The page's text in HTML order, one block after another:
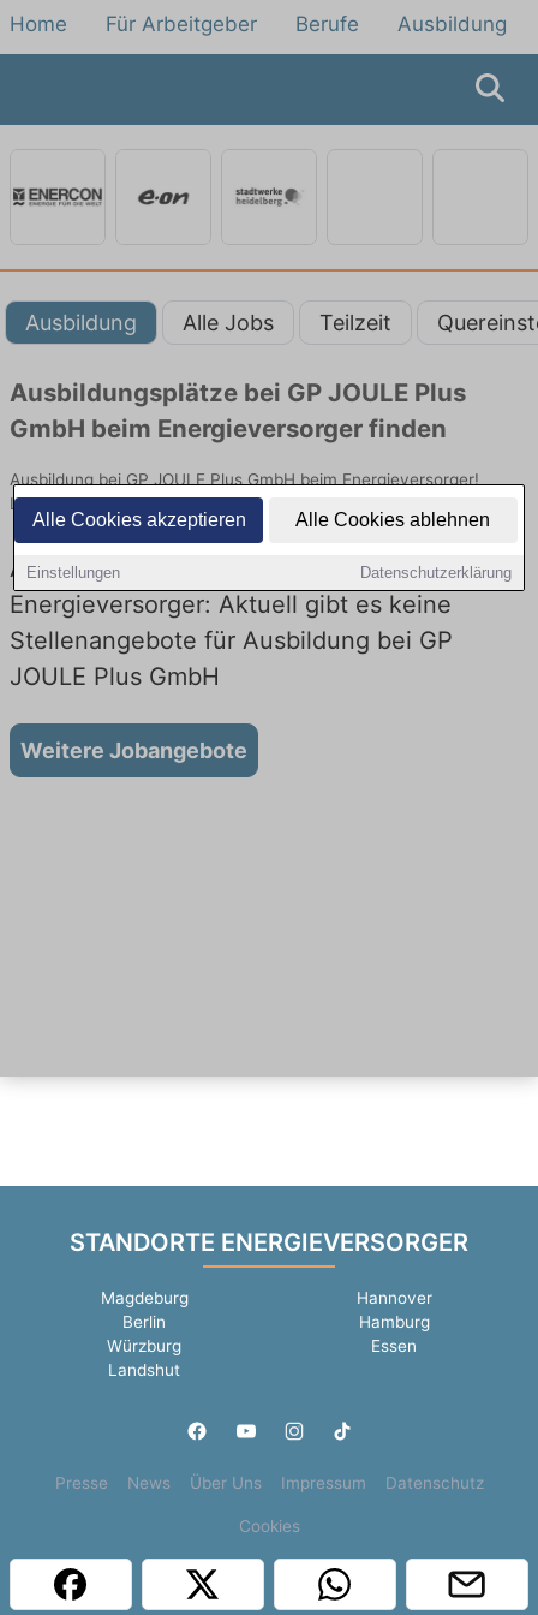
Alle Cookies akzeptieren Alle Cookies ablehnen
Einstellungen Datenschutzerklärung
Home Für Arbeitgeber Berufe Ausbildung
Ausbildung Alle Jobs Teilzeit
Ausbildungsplätze bei GP JOULE Plus
GmbH beim Energieversorger finden
Ausbildung bei GP JOULE Plus GmbH beim Energieversorger!
Lehrstellen in Technik. Jetzt bewerben!
Ausbildung bei GP JOULE Plus GmbH beim
Energieversorger: Aktuell gibt es keine
Stellenangebote für Ausbildung bei GP
JOULE Plus GmbH
Weitere Jobangebote
STANDORTE ENERGIEVERSORGER
Magdeburg
Hannover
Berlin
Hamburg
Würzburg
Essen
Landshut
Presse News Über Uns Impressum Datenschutz
Cookies
Copyright © 2000 - 2026 | 1A Infosysteme GmbH | Content by: 1a-sites-jobs
06.08.2026